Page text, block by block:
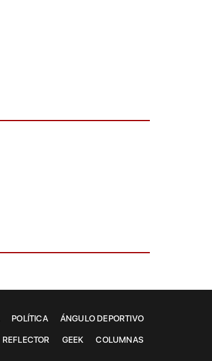
POLÍTICA ÁNGULO DEPORTIVO
REFLECTOR GEEK COLUMNAS